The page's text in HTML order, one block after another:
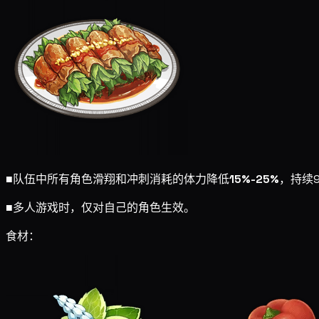
■队伍中所有角色滑翔和冲刺消耗的体力降低15%-25%，持续
■多人游戏时，仅对自己的角色生效。
食材：